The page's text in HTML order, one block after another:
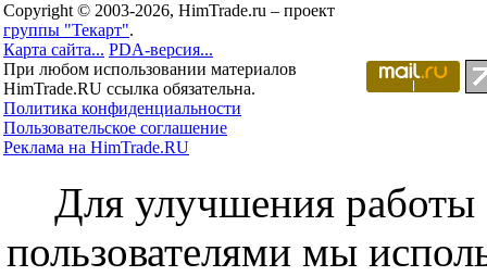
Copyright © 2003-2026, HimTrade.ru – проект
группы "Текарт".
Карта сайта... PDA-версия...
При любом использовании материалов
HimTrade.RU ссылка обязательна.
Политика конфиденциальности
Пользовательское соглашение
Реклама на HimTrade.RU
Для улучшения работы
пользователями мы